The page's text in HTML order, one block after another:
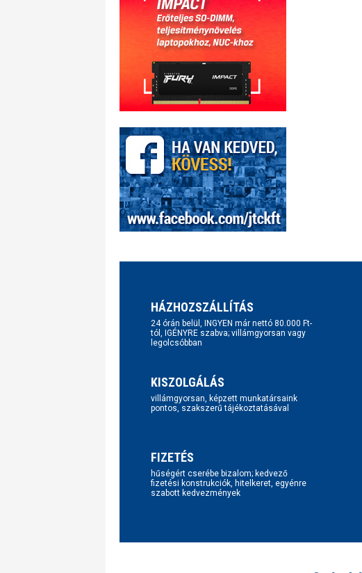
HÁZHOZSZÁLLÍTÁS
24 órán belül, INGYEN már nettó 80.000 Ft-
tól, IGÉNYRE szabva; villámgyorsan vagy
legolcsóbban
KISZOLGÁLÁS
villámgyorsan, képzett munkatársaink
pontos, szakszerű tájékoztatásával
FIZETÉS
hűségért cserébe bizalom; kedvező
fizetési konstrukciók, hitelkeret, egyénre
szabott kedvezmények